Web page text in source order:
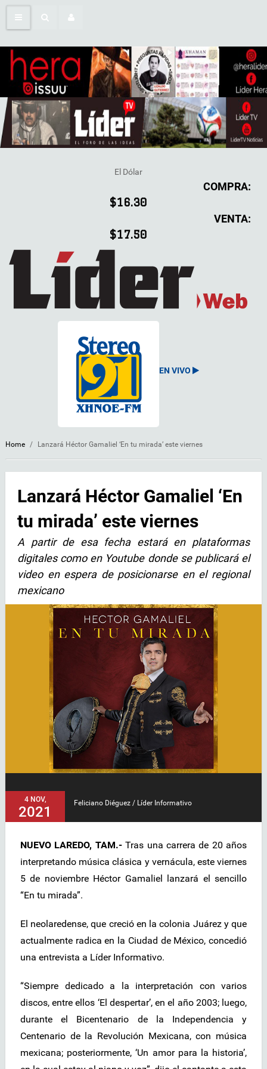
El Dólar
COMPRA:
$16.30
VENTA:
$17.50
EN VIVO
Home / Lanzará Héctor Gamaliel ‘En tu mirada’ este viernes
Lanzará Héctor Gamaliel ‘En
tu mirada’ este viernes
A partir de esa fecha estará en plataformas
digitales como en Youtube donde se publicará el
video en espera de posicionarse en el regional
mexicano
4 NOV,
2021
Feliciano Diéguez / Líder Informativo
NUEVO LAREDO, TAM.-Tras una carrera de 20 años
interpretando música clásica y vernácula, este viernes
5 de noviembre Héctor Gamaliel lanzará el sencillo
“En tu mirada”.
El neolaredense, que creció en la colonia Juárez y que
actualmente radica en la Ciudad de México, concedió
una entrevista a Líder Informativo.
“Siempre dedicado a la interpretación con varios
discos, entre ellos ‘El despertar’, en el año 2003; luego,
durante el Bicentenario de la Independencia y
Centenario de la Revolución Mexicana, con música
mexicana; posteriormente, ‘Un amor para la historia’,